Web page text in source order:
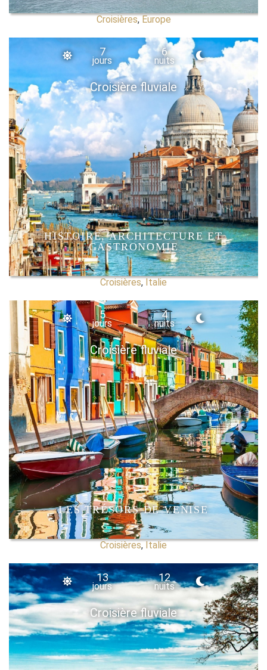
Croisières,Europe
Croisière fluviale
7
jours
6
nuits
HISTOIRE, ARCHITECTURE ET
GASTRONOMIE
Croisières,Italie
Croisière fluviale
5
jours
4
nuits
LES TRÉSORS DE VENISE
Croisières,Italie
Croisière fluviale
13
jours
12
nuits